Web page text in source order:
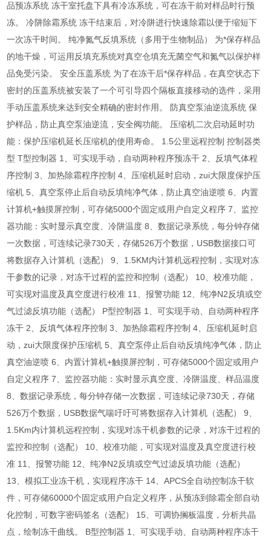
品预冻系统 冻干室托盘下具有冷冻系统，可在冻干前对样品时行预
冻。 冷阱除霜系统 冻干结束后，对冷阱进行快速除霜以便于缩短下
一次冻干时间。 纯净氮气反填系统（多用于生物制品） 为*保存样品
的地干燥，可运用反填充系统对真空仓填充无菌空气和氮气以保护样
品免受污染。 安全压盖系统 为了在冻干后*保存样品，在真空状态下
密封的压盖系统被安装了一个可引导四个隔板直接移动的选件，采用
手动压盖系统来达到安全精确的密封作用。 防真空泵油逆流系统 保
护样品，防止真空泵油逆流，安全阀功能。 压缩机二次启动延时功
能：保护压缩机延长压缩机的使用寿命。 1.5公里远程控制 控制器类
型 T型控制器 1、可实现手动，自动两种程序预冻干 2、反填气体程
序控制 3、加热除霜程序控制 4、压缩机延时启动，zui大限度保护压
缩机 5、真空泵停止后自动反填纯净气体，防止真空油逆喷 6、内置
计算机+触摸屏控制，可存储5000个固定或用户自定义程序 7、监控
器功能：实时显示真空度、冷阱温度 8、数据记录系统，每分钟存储
一次数据，可连续记录730天，存储526万个数据，USB数据接口可
将数据存入计算机（选配） 9、1.5KM内计算机远程控制，实现对冻
干参数的记录，对冻干过程的监控和控制（选配） 10、校准功能，
可实现对温度及真空度进行校准 11、报警功能 12、纯净N2反填或空
气过滤反填功能（选配） P型控制器 1、可实现手动、自动两种程序
冻干 2、反填气体程序控制 3、加热除霜程序控制 4、压缩机延时启
动，zui大限度保护压缩机 5、真空泵停止后自动反填纯净气体，防止
真空油逆喷 6、内置计算机+触摸屏控制，可存储5000个固定或用户
自定义程序 7、监控器功能：实时显示真空度、冷阱温度、样品温度
8、数据记录系统，每分钟存储一次数据，可连续记录730天，存储
526万个数据，USB数据气喘吁吁可将数据存入计算机（选配） 9、
1.5Km内计算机远程控制，实现对冻干机参数的记录，对冻干过程的
监控和控制（选配） 10、校准功能，可实现对温度及真空度进行校
准 11、报警功能 12、纯净N2反填或空气过滤反填功能（选配）
13、模拟工业冻干机，实现程序冻干 14、APCS全自动控制冻干软
件，可存储60000个固定或用户自定义程序，从预冻到除霜全部自动
化控制，可数字密码签名（选配） 15、可调协搁板温度，分析共晶
点，绘制冻干曲线。 B型控制器 1、可实现手动、自动两种程序冻干